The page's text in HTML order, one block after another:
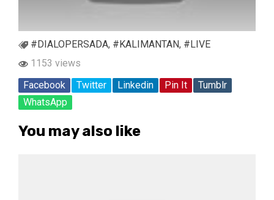
#DIALOPERSADA, #KALIMANTAN, #LIVE
1153 views
Facebook
Twitter Linkedin Pin It
Tumblr
WhatsApp
You may also like